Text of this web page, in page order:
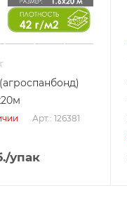
Арт.: 126381
/упак